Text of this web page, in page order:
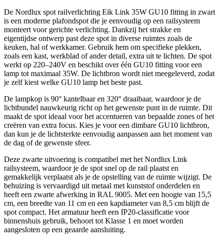
De Nordlux spot railverlichting Eik Link 35W GU10 fitting in zwart
is een moderne plafondspot die je eenvoudig op een railsysteem
monteert voor gerichte verlichting. Dankzij het strakke en
eigentijdse ontwerp past deze spot in diverse ruimtes zoals de
keuken, hal of werkkamer. Gebruik hem om specifieke plekken,
zoals een kast, werkblad of ander detail, extra uit te lichten. De spot
werkt op 220–240V en beschikt over één GU10 fitting voor een
lamp tot maximaal 35W. De lichtbron wordt niet meegeleverd, zodat
je zelf kiest welke GU10 lamp het beste past.
De lampkop is 90° kantelbaar en 320° draaibaar, waardoor je de
lichtbundel nauwkeurig richt op het gewenste punt in de ruimte. Dit
maakt de spot ideaal voor het accentueren van bepaalde zones of het
creëren van extra focus. Kies je voor een dimbare GU10 lichtbron,
dan kun je de lichtsterkte eenvoudig aanpassen aan het moment van
de dag of de gewenste sfeer.
Deze zwarte uitvoering is compatibel met het Nordlux Link
railsysteem, waardoor je de spot snel op de rail plaatst en
gemakkelijk verplaatst als je de opstelling van de ruimte wijzigt. De
behuizing is vervaardigd uit metaal met kunststof onderdelen en
heeft een zwarte afwerking in RAL 9005. Met een hoogte van 15,5
cm, een breedte van 11 cm en een kapdiameter van 8,5 cm blijft de
spot compact. Het armatuur heeft een IP20-classificatie voor
binnenshuis gebruik, behoort tot Klasse 1 en moet worden
aangesloten op een geaarde aansluiting.